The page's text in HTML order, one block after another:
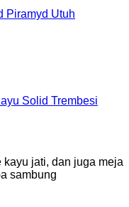
Piramyd Utuh
Solid Trembesi
kayu jati, dan juga meja
sambung